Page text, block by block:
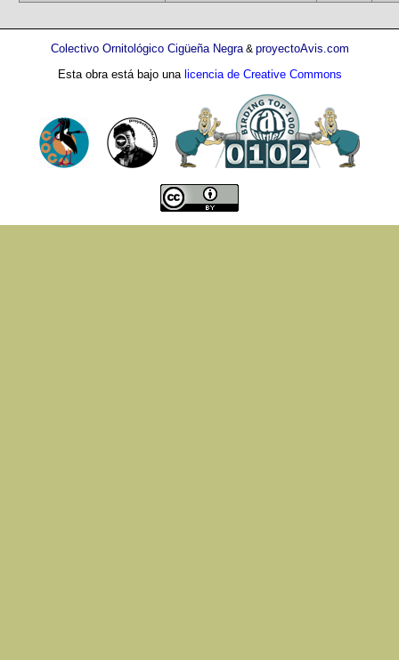
Colectivo Ornitológico Cigüeña Negra& proyectoAvis.com
Esta obra está bajo una licencia de Creative Commons